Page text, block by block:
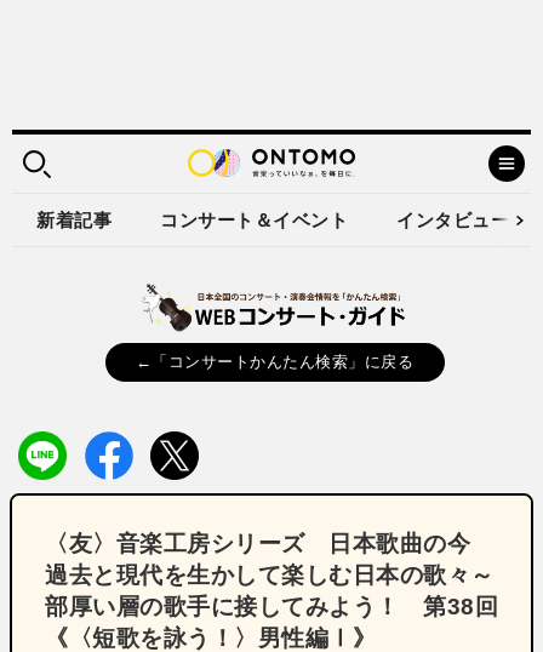
新着記事 コンサート＆イベント インタビュー
←「コンサートかんたん検索」に戻る
〈友〉音楽工房シリーズ 日本歌曲の今
過去と現代を生かして楽しむ日本の歌々～
部厚い層の歌手に接してみよう！ 第38回
《〈短歌を詠う！〉男性編Ⅰ》